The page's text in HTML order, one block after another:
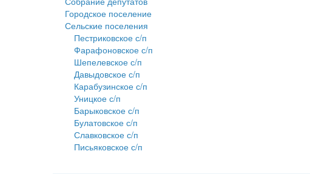
Городское поселение
Сельские поселения
Пестриковское с/п
Фарафоновское с/п
Шепелевское с/п
Давыдовское с/п
Карабузинское с/п
Уницкое с/п
Барыковское с/п
Булатовское с/п
Славковское с/п
Письяковское с/п